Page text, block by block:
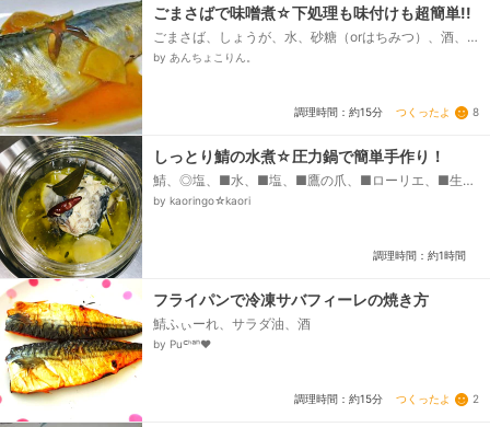
ごまさばで味噌煮☆下処理も味付けも超簡単!!
ごまさば、しょうが、水、砂糖（orはちみつ）、酒、
みりん、味噌
by あんちょこりん。
調理時間：約15分 つくったよ 8
しっとり鯖の水煮☆圧力鍋で簡単手作り！
鯖、◎塩、■水、■塩、■鷹の爪、■ローリエ、■生
姜、■ブラックペッパー ホール、オリーブオイル
by kaoringo☆kaori
調理時間：約1時間
フライパンで冷凍サバフィーレの焼き方
鯖ふぃーれ、サラダ油、酒
by Puᒼᑋªⁿ♥︎
調理時間：約15分 つくったよ 2